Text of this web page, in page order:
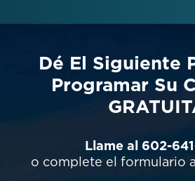
Dé El Siguiente
Programar Su
Llame al 602-
o complete el formulario